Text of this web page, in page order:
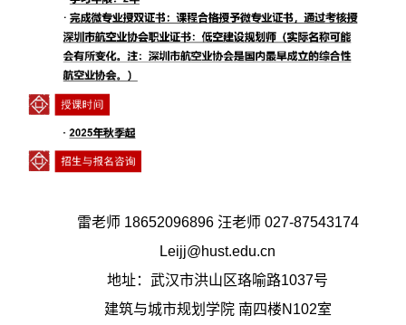
雷老师 18652096896 汪老师 027-87543174
Leijj@hust.edu.cn
地址：武汉市洪山区珞喻路1037号
建筑与城市规划学院 南四楼N102室